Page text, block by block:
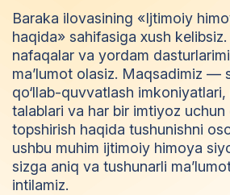
Baraka ilovasining «Ijtimoiy
haqida» sahifasiga xush
nafaqalar va yordam
ma’lumot olasiz. Maqsadimiz —
qo‘llab-quvvatlash
talablari va har bir imtiyoz uchun
topshirish haqida tushunishni
ushbu muhim ijtimoiy himoya
sizga aniq va tushunarli
intilamiz.